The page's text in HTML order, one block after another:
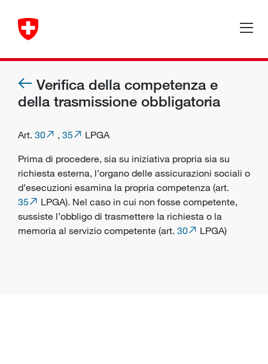
Verifica della competenza e
della trasmissione obbligatoria
Art. 30 , 35
LPGA
Prima di procedere, sia su iniziativa propria sia su
richiesta esterna, l’organo delle assicurazioni sociali o
d’esecuzioni esamina la propria competenza (art.
35
LPGA). Nel caso in cui non fosse competente,
sussiste l’obbligo di trasmettere la richiesta o la
memoria al servizio competente (art. 30 LPGA)